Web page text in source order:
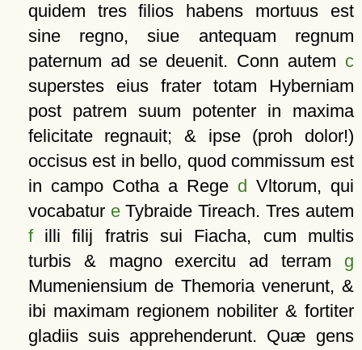
quidem tres filios habens mortuus est
sine regno, siue antequam regnum
paternum ad se deuenit. Conn autem c
superstes eius frater totam Hyberniam
post patrem suum potenter in maxima
felicitate regnauit; & ipse (proh dolor!)
occisus est in bello, quod commissum est
in campo Cotha a Rege d Vltorum, qui
vocabatur eTybraide Tireach. Tres autem
filli filij fratris sui Fiacha, cum multis
turbis & magno exercitu ad terram g
Mumeniensium de Themoria venerunt, &
ibi maximam regionem nobiliter & fortiter
gladiis suis apprehenderunt. Quæ gens